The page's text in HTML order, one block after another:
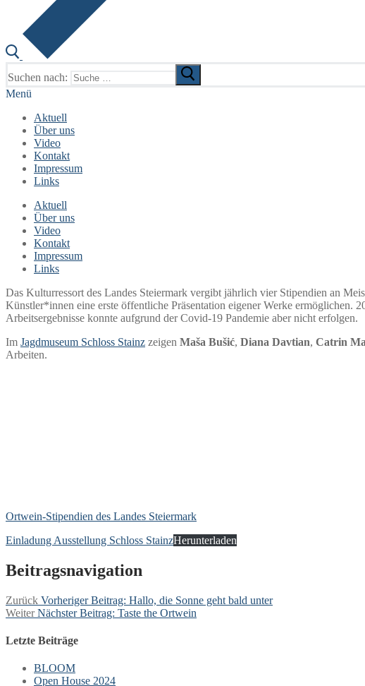
Suchen nach:
Menü
Aktuell
Über uns
Video
Kontakt
Impressum
Links
Aktuell
Über uns
Video
Kontakt
Impressum
Links
Das Kulturressort des Landes Steiermark vergibt jährlich vier Stipendien an
Künstler*innen eine erste öffentliche Präsentation eigener Werke ermöglichen.
Arbeitsergebnisse konnte aufgrund der Covid-19 Pandemie aber nicht erfolgen.
Im Jagdmuseum Schloss Stainz zeigen Maša Bušić, Diana Davtian, Catrin
Arbeiten.
Ortwein-Stipendien des Landes Steiermark
Einladung Ausstellung Schloss StainzHerunterladen
Beitragsnavigation
Zurück Vorheriger Beitrag: Hallo, die Sonne geht bald unter
Weiter Nächster Beitrag: Taste the Ortwein
Letzte Beiträge
BLOOM
Open House 2024